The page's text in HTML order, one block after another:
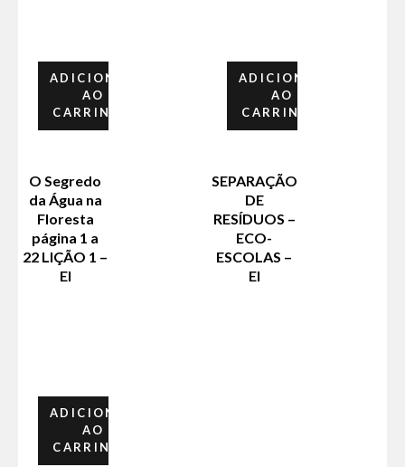
ADICIONAR
AO
CARRINHO
O Segredo
da Água na
Floresta
página 1 a
22 LIÇÃO 1 –
EI
ADICIONAR
AO
CARRINHO
SEPARAÇÃO
DE
RESÍDUOS –
ECO-
ESCOLAS –
EI
ADICIONAR
AO
CARRINHO